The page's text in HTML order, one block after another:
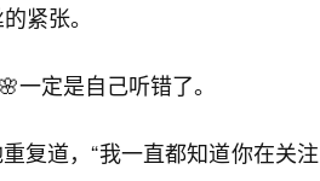
紧张。
定是自己听错了。
复道，“我一直都知道你在关注